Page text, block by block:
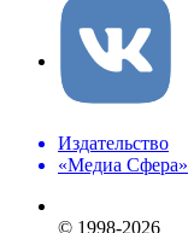
Издательство
«Медиа Сфера»
© 1998-2026